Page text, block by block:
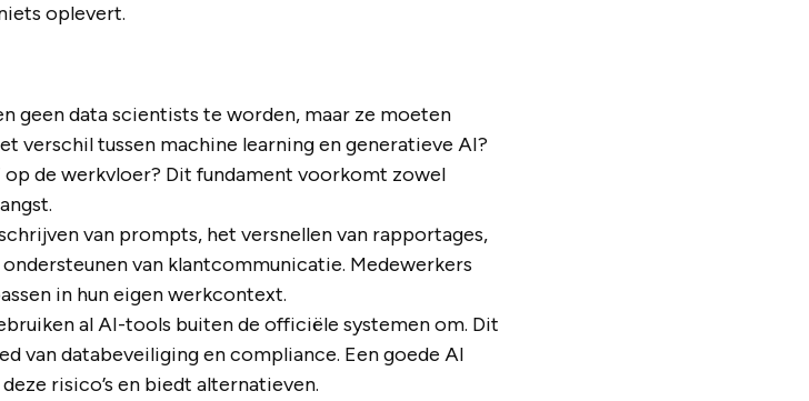
oplevert.
geen data scientists te worden, maar ze moeten
verschil tussen machine learning en generatieve AI?
de werkvloer? Dit fundament voorkomt zowel
van prompts, het versnellen van rapportages,
van klantcommunicatie. Medewerkers
in hun eigen werkcontext.
al AI-tools buiten de officiële systemen om. Dit
van databeveiliging en compliance. Een goede AI
risico’s en biedt alternatieven.